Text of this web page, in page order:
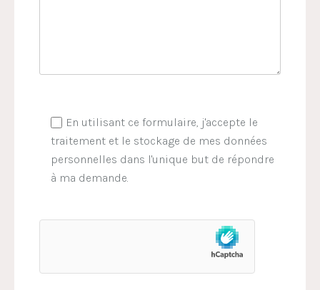
En utilisant ce formulaire, j'accepte le
traitement et le stockage de mes données
personnelles dans l'unique but de répondre
à ma demande.